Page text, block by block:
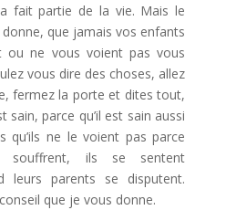
fait partie de la vie. Mais le
que jamais vos enfants
ou ne vous voient pas vous
vous dire des choses, allez
fermez la porte et dites tout,
sain, parce qu’il est sain aussi
qu’ils ne le voient pas parce
souffrent, ils se sentent
leurs parents se disputent.
que je vous donne.